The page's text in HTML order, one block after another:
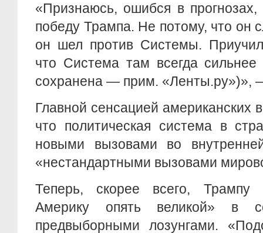
«Признаюсь, ошибся в
победу Трампа. Не потому, что он
он шел против Системы.
что Система там всегда
сохранена — прим. «Ленты.ру»)»,
Главной сенсацией американских
что политическая система в
новыми вызовами во
«нестандартными вызовами
Теперь, скорее всего, Трампу
Америку опять великой» в
предвыборными лозунгами.